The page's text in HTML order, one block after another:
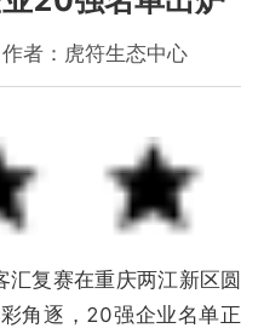
作者：虎符生态中心
复赛在重庆两江新区圆
角逐，20强企业名单正